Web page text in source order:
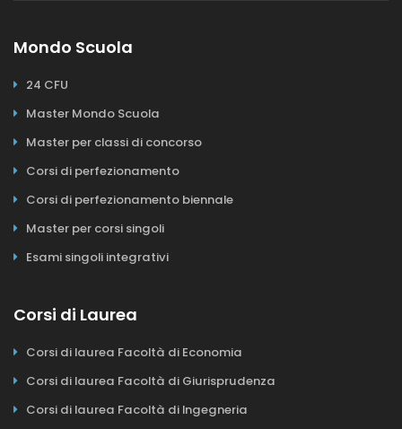
Mondo Scuola
24 CFU
Master Mondo Scuola
Master per classi di concorso
Corsi di perfezionamento
Corsi di perfezionamento biennale
Master per corsi singoli
Esami singoli integrativi
Corsi di Laurea
Corsi di laurea Facoltà di Economia
Corsi di laurea Facoltà di Giurisprudenza
Corsi di laurea Facoltà di Ingegneria